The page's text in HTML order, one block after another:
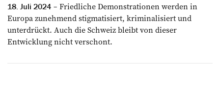
18. Juli 2024
Friedliche Demonstrationen werden in
Europa zunehmend stigmatisiert, kriminalisiert und
unterdrückt. Auch die Schweiz bleibt von dieser
Entwicklung nicht verschont.